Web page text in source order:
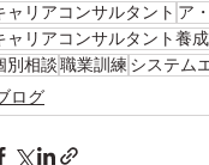
ャリアコンサルタント ア
ャリアコンサルタント養
別相談職業訓練システム
ログ